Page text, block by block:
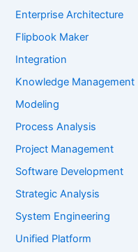
Enterprise Architecture
Flipbook Maker
Integration
Knowledge Management
Modeling
Process Analysis
Project Management
Software Development
Strategic Analysis
System Engineering
Unified Platform